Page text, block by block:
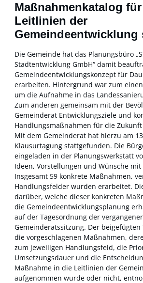
Maßnahmenkatalog
Leitlinien der
Gemeindeentwicklung
Die Gemeinde hat das Planungsbüro
Stadtentwicklung GmbH“ damit
Gemeindeentwicklungskonzept für
erarbeiten. Hintergrund war zum
um die Aufnahme in das
Zum anderen gemeinsam mit der
Gemeinderat Entwicklungsziele und
Handlungsmaßnahmen für die
Mit dem Gemeinderat hat hierzu am
Klausurtagung stattgefunden. Die
eingeladen in der Planungswerkstatt
Ideen, Vorstellungen und Wünsche
Insgesamt 59 konkrete Maßnahmen,
Handlungsfelder wurden erarbeitet.
darüber, welche dieser konkreten
die Gemeindeentwicklungsplanung
auf der Tagesordnung der
Gemeinderatssitzung. Der beigefügten
die vorgeschlagenen Maßnahmen,
zum jeweiligen Handlungsfeld, die
Umsetzungsdauer und die
Maßnahme in die Leitlinien der
aufgenommen wurde oder nicht,